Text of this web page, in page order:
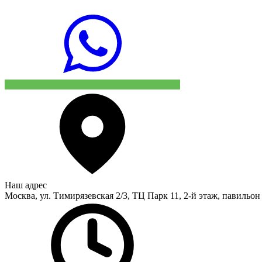
Наш адрес
Москва, ул. Тимирязевская 2/3, ТЦ Парк 11, 2-й этаж,